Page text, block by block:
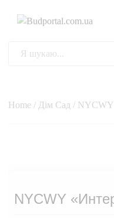
Home / Дім Сад /
NYCWY